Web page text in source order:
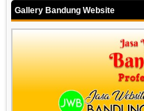
Gallery Bandung Website